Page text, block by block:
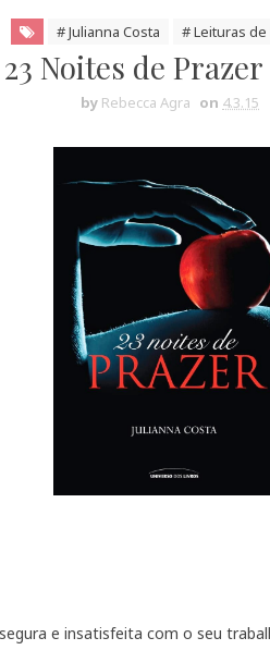
# Julianna Costa # Leituras de
Noites de
by Rebecca Agra on 4.3.15
e insatisfeita com o seu